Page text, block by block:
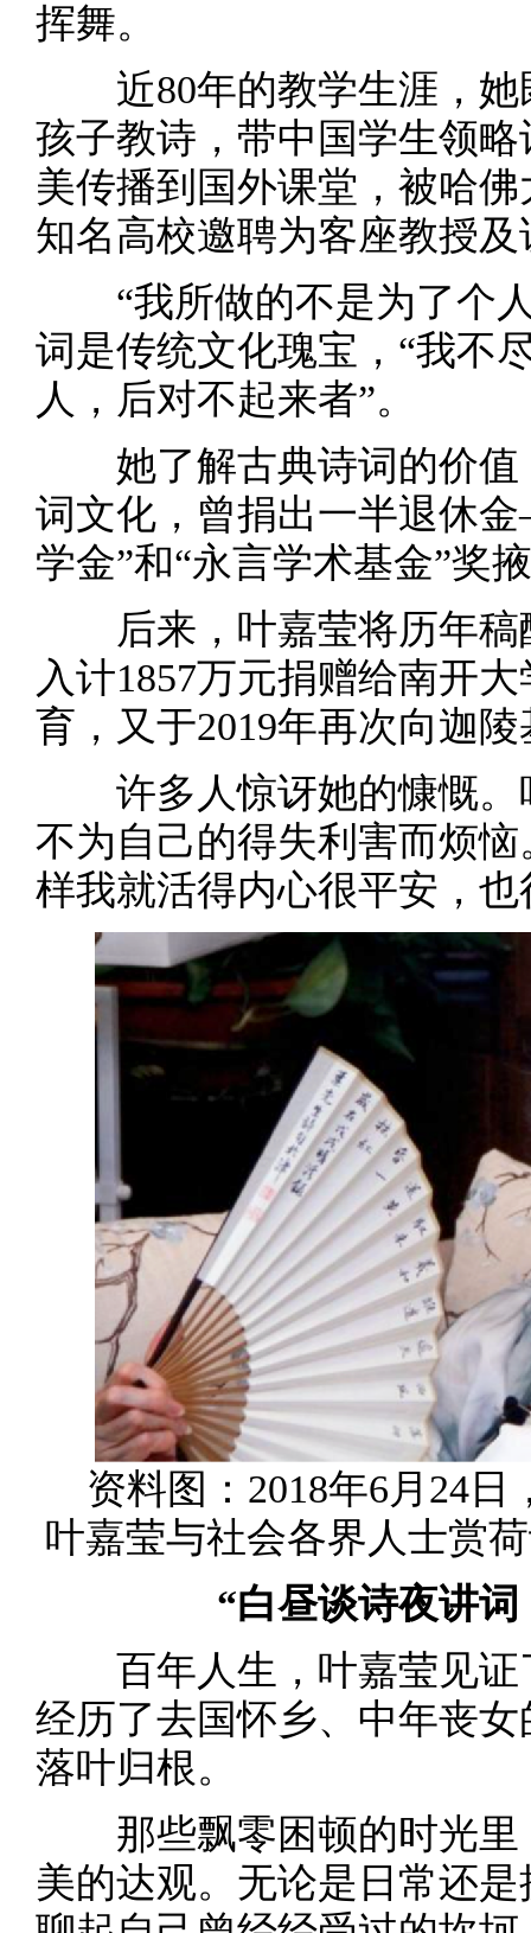
挥舞。
近80年的教学生涯，她
孩子教诗，带中国学生领
美传播到国外课堂，被哈
知名高校邀聘为客座教授
“我所做的不是为了个人
词是传统文化瑰宝，“我不
人，后对不起来者”。
她了解古典诗词的价值
词文化，曾捐出一半退休
学金”和“永言学术基金”奖
后来，叶嘉莹将历年稿
入计1857万元捐赠给南开
育，又于2019年再次向迦
许多人惊讶她的慷慨。
不为自己的得失利害而烦
样我就活得内心很平安，也
资料图：2018年6月24日
叶嘉莹与社会各界人士赏
“白昼谈诗夜讲
百年人生，叶嘉莹见证
经历了去国怀乡、中年丧
落叶归根。
那些飘零困顿的时光里
美的达观。无论是日常还